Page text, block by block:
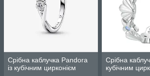
Срібна каблучка Pandora
із кубічним цирконієм
Срібна
кубічним